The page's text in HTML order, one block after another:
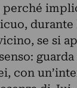
perché
durante
se si
con